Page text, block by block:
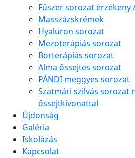
Fűszer sorozat
Masszázskrémek
Hyaluron sorozat
Mezoterápiás sorozat
Borterápiás sorozat
Alma őssejtes sorozat
PÁNDI meggyes sorozat
Szatmári szilvás sorozat
őssejtkivonattal
Újdonság
Galéria
Iskolázás
Kapcsolat